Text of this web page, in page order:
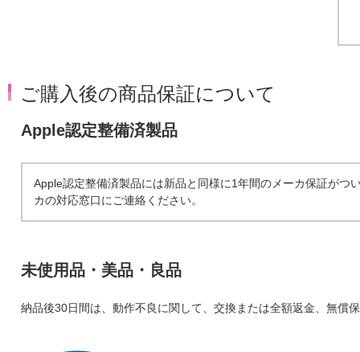
ご購入後の商品保証について
Apple認定整備済製品
Apple認定整備済製品には新品と同様に1年間のメーカ保証が
カの対応窓口にご連絡ください。
未使用品・美品・良品
納品後30日間は、動作不良に関して、交換または全額返金、無償